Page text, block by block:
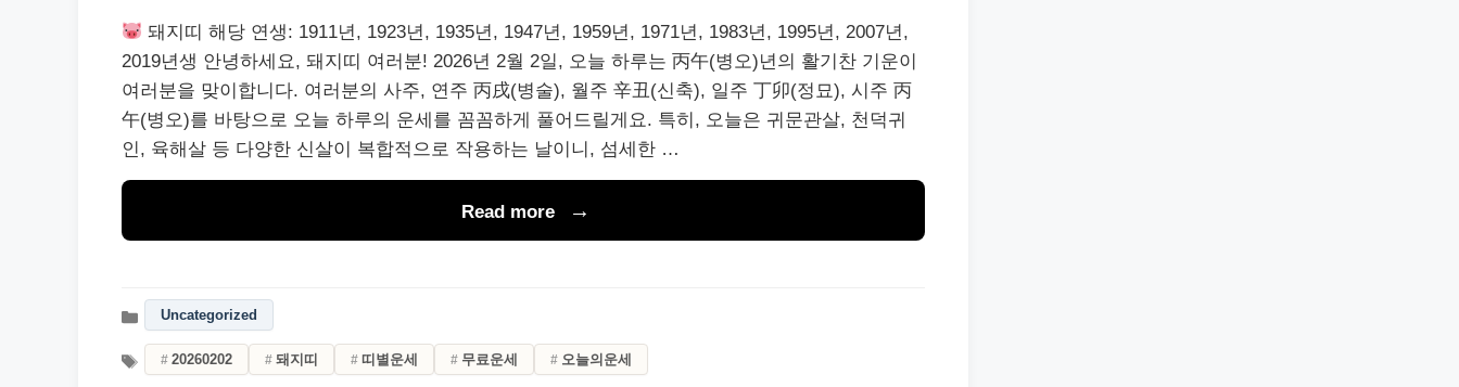
돼지띠 해당 연생: 1911년, 1923년, 1935년, 1947년, 1959년, 1971년, 1983년, 1995년, 2007년,
2019년생 안녕하세요, 돼지띠 여러분! 2026년 2월 2일, 오늘 하루는 丙午(병오)년의 활기찬 기운이
여러분을 맞이합니다. 여러분의 사주, 연주 丙戌(병술), 월주 辛丑(신축), 일주 丁卯(정묘), 시주 丙
午(병오)를 바탕으로 오늘 하루의 운세를 꼼꼼하게 풀어드릴게요. 특히, 오늘은 귀문관살, 천덕귀
인, 육해살 등 다양한 신살이 복합적으로 작용하는 날이니, 섬세한 …
Read more
Uncategorized
20260202 돼지띠 띠별운세 무료운세 오늘의운세